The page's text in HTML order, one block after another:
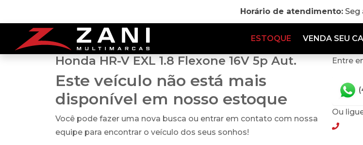
Horário de atendimento: Seg
ESTOQUE VENDA SEU
Honda HR-V EXL 1.8 Flexone 16V 5p Aut.
Este veículo não está mais
disponível em nosso estoque
Você pode fazer uma nova busca ou entrar em contato com nossa
equipe para encontrar o veículo dos seus sonhos!
Entre
Ou